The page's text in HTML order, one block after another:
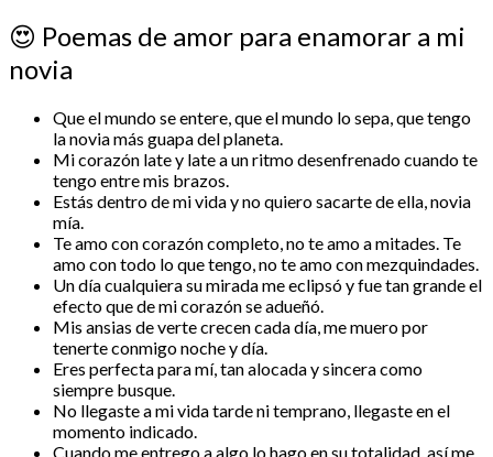
😍 Poemas de amor para enamorar a mi
novia
Que el mundo se entere, que el mundo lo sepa, que tengo
la novia más guapa del planeta.
Mi corazón late y late a un ritmo desenfrenado cuando te
tengo entre mis brazos.
Estás dentro de mi vida y no quiero sacarte de ella, novia
mía.
Te amo con corazón completo, no te amo a mitades. Te
amo con todo lo que tengo, no te amo con mezquindades.
Un día cualquiera su mirada me eclipsó y fue tan grande el
efecto que de mi corazón se adueñó.
Mis ansias de verte crecen cada día, me muero por
tenerte conmigo noche y día.
Eres perfecta para mí, tan alocada y sincera como
siempre busque.
No llegaste a mi vida tarde ni temprano, llegaste en el
momento indicado.
Cuando me entrego a algo lo hago en su totalidad, así me